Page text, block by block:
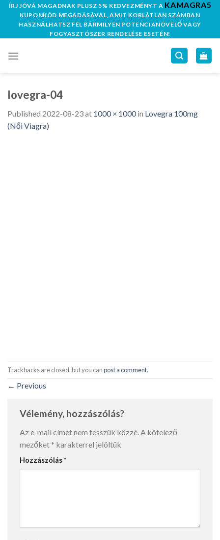
SkipÍRJ JÓVÁ MAGADNAK PLUSZ 5% KEDVEZMÉNYT A KAMAGRA5
KUPONKÓD MEGADÁSÁVAL, AMIT KORLÁTLAN SZÁMBAN
HASZNÁLHATSZ FEL BÁRMILYEN POTENCIANÖVELŐ VAGY
FOGYASZTÓSZER RENDELÉSE ESETÉN!
lovegra-04
Published 2022-08-23at 1000 × 1000in Lovegra 100mg
(Női Viagra)
Trackbacks are closed, but you canpost a comment.
← Previous
Vélemény, hozzászólás?
Az e-mail címet nem tesszük közzé.A kötelező
mezőket * karakterrel jelöltük
Hozzászólás*